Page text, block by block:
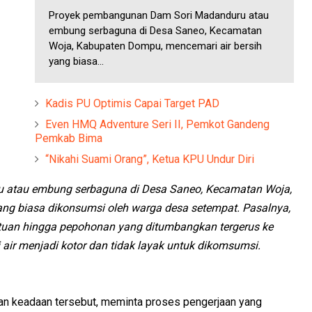
Proyek pembangunan Dam Sori Madanduru atau
embung serbaguna di Desa Saneo, Kecamatan
Woja, Kabupaten Dompu, mencemari air bersih
yang biasa...
Kadis PU Optimis Capai Target PAD
Even HMQ Adventure Seri II, Pemkot Gandeng
Pemkab Bima
“Nikahi Suami Orang”, Ketua KPU Undur Diri
embung serbaguna di Desa Saneo, Kecamatan Woja,
biasa dikonsumsi oleh warga desa setempat. Pasalnya,
hingga pepohonan yang ditumbangkan tergerus ke
menjadi kotor dan tidak layak untuk dikomsumsi.
keadaan tersebut, meminta proses pengerjaan yang